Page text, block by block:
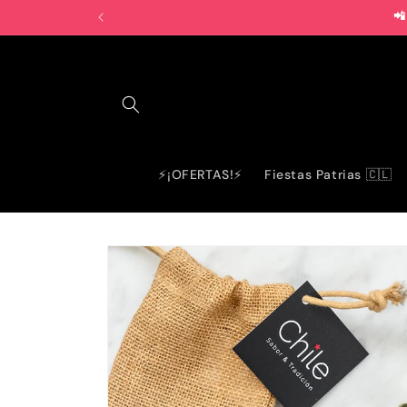
directamente
al contenido
⚡¡OFERTAS!⚡ Fiestas Patrias 🇨🇱
directamente
información
del producto